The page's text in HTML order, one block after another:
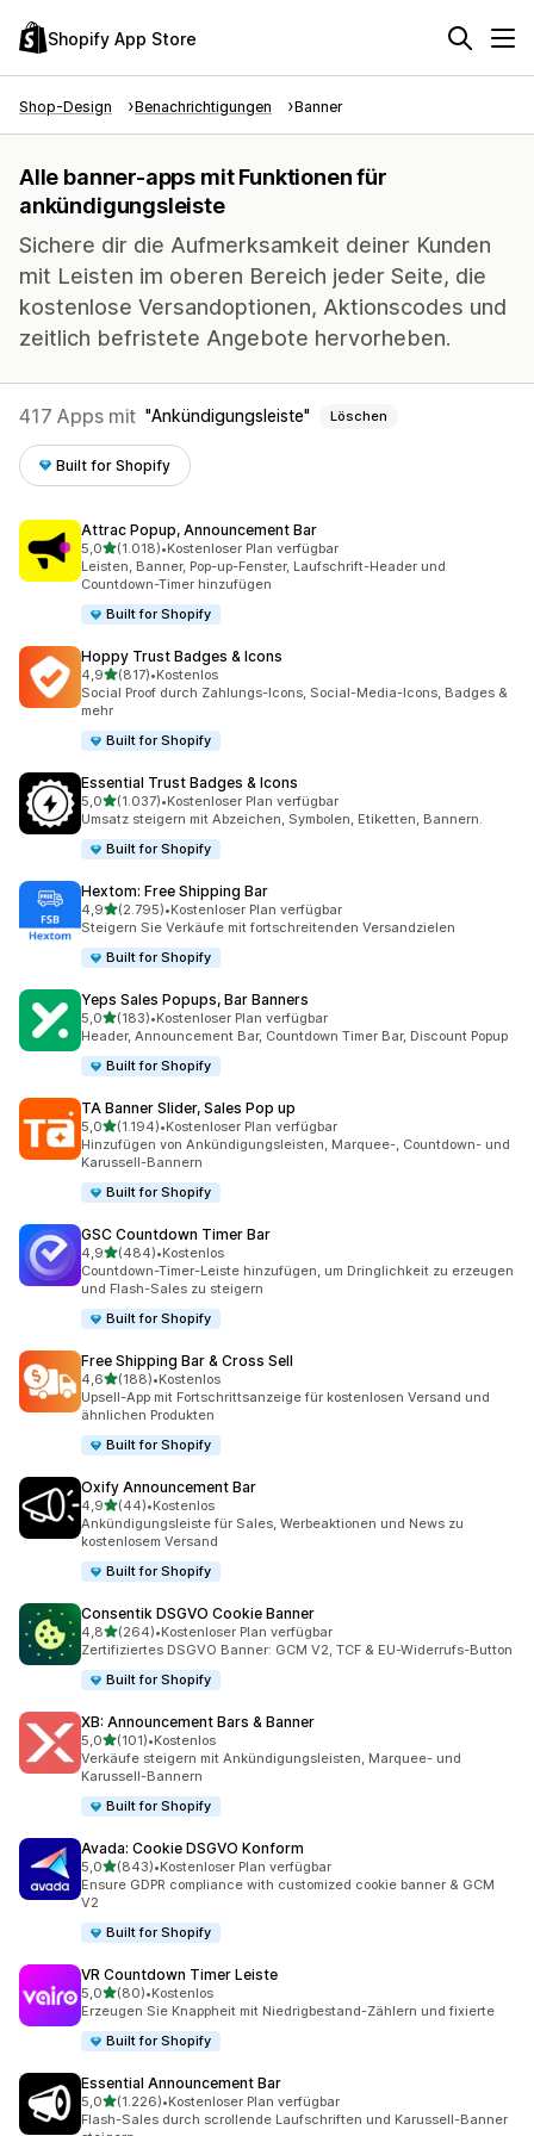
Shopify App Store
Shop-Design Benachrichtigungen Banner
Alle banner-apps mit Funktionen für
ankündigungsleiste
Sichere dir die Aufmerksamkeit deiner Kunden
mit Leisten im oberen Bereich jeder Seite, die
kostenlose Versandoptionen, Aktionscodes und
zeitlich befristete Angebote hervorheben.
417 Apps mit Ankündigungsleiste Löschen
Built for Shopify
Attrac Popup, Announcement Bar
5,0von 5 Sternen
(1.018)
1018 Rezensionen insgesamt
•Kostenloser Plan verfügbar
Leisten, Banner, Pop-up-Fenster, Laufschrift-Header und
Countdown-Timer hinzufügen
Built for Shopify
Hoppy Trust Badges & Icons
4,9von 5 Sternen
(817)
817 Rezensionen insgesamt
•Kostenlos
Social Proof durch Zahlungs-Icons, Social-Media-Icons, Badges &
mehr
Built for Shopify
Essential Trust Badges & Icons
5,0von 5 Sternen
(1.037)
1037 Rezensionen insgesamt
•Kostenloser Plan verfügbar
Umsatz steigern mit Abzeichen, Symbolen, Etiketten, Bannern.
Built for Shopify
Hextom: Free Shipping Bar
4,9von 5 Sternen
(2.795)
2795 Rezensionen insgesamt
•Kostenloser Plan verfügbar
Steigern Sie Verkäufe mit fortschreitenden Versandzielen
Built for Shopify
Yeps Sales Popups, Bar Banners
5,0von 5 Sternen
(183)
183 Rezensionen insgesamt
•Kostenloser Plan verfügbar
Header, Announcement Bar, Countdown Timer Bar, Discount Popup
Built for Shopify
TA Banner Slider, Sales Pop up
5,0von 5 Sternen
(1.194)
1194 Rezensionen insgesamt
•Kostenloser Plan verfügbar
Hinzufügen von Ankündigungsleisten, Marquee-, Countdown- und
Karussell-Bannern
Built for Shopify
GSC Countdown Timer Bar
4,9von 5 Sternen
(484)
484 Rezensionen insgesamt
•Kostenlos
Countdown-Timer-Leiste hinzufügen, um Dringlichkeit zu erzeugen
und Flash-Sales zu steigern
Built for Shopify
Free Shipping Bar & Cross Sell
4,6von 5 Sternen
(188)
188 Rezensionen insgesamt
•Kostenlos
Upsell-App mit Fortschrittsanzeige für kostenlosen Versand und
ähnlichen Produkten
Built for Shopify
Oxify Announcement Bar
4,9von 5 Sternen
(44)
44 Rezensionen insgesamt
•Kostenlos
Ankündigungsleiste für Sales, Werbeaktionen und News zu
kostenlosem Versand
Built for Shopify
Consentik DSGVO Cookie Banner
4,8von 5 Sternen
(264)
264 Rezensionen insgesamt
•Kostenloser Plan verfügbar
Zertifiziertes DSGVO Banner: GCM V2, TCF & EU-Widerrufs-Button
Built for Shopify
XB: Announcement Bars & Banner
5,0von 5 Sternen
(101)
101 Rezensionen insgesamt
•Kostenlos
Verkäufe steigern mit Ankündigungsleisten, Marquee- und
Karussell-Bannern
Built for Shopify
Avada: Cookie DSGVO Konform
5,0von 5 Sternen
(843)
843 Rezensionen insgesamt
•Kostenloser Plan verfügbar
Ensure GDPR compliance with customized cookie banner & GCM
V2
Built for Shopify
VR Countdown Timer Leiste
5,0von 5 Sternen
(80)
80 Rezensionen insgesamt
•Kostenlos
Erzeugen Sie Knappheit mit Niedrigbestand-Zählern und fixierte
Built for Shopify
Essential Announcement Bar
5,0von 5 Sternen
(1.226)
1226 Rezensionen insgesamt
•Kostenloser Plan verfügbar
Flash-Sales durch scrollende Laufschriften und Karussell-Banner